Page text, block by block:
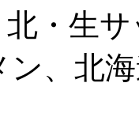
ポロ
ン、北